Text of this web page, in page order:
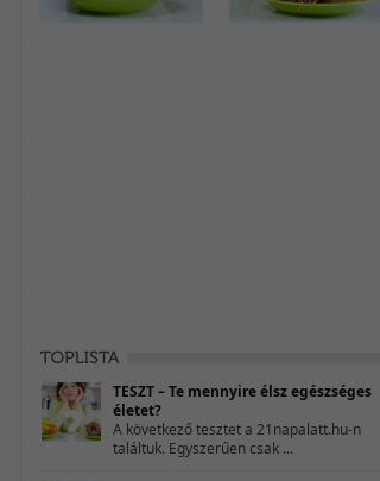
TESZT – Te mennyire élsz egészséges
életet?
A következő tesztet a 21napalatt.hu-n
találtuk. Egyszerűen csak ...